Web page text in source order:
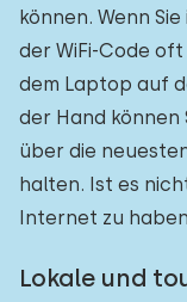
können. Wenn
der WiFi-Code
dem Laptop auf
der Hand können
über die
halten. Ist es
Internet zu
Lokale und